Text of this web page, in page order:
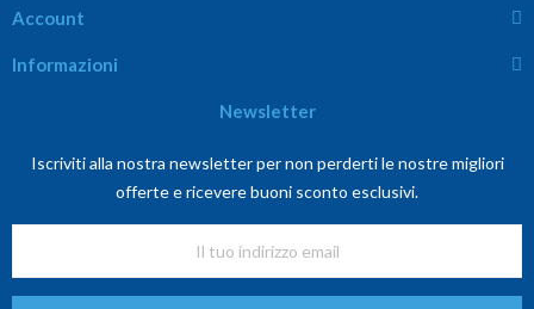
Account
Informazioni
Newsletter
Iscriviti alla nostra newsletter per non perderti le nostre migliori
offerte e ricevere buoni sconto esclusivi.